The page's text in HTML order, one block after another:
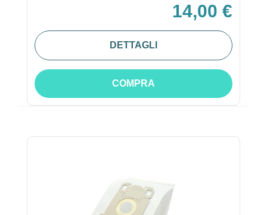
14,00 €
DETTAGLI
COMPRA